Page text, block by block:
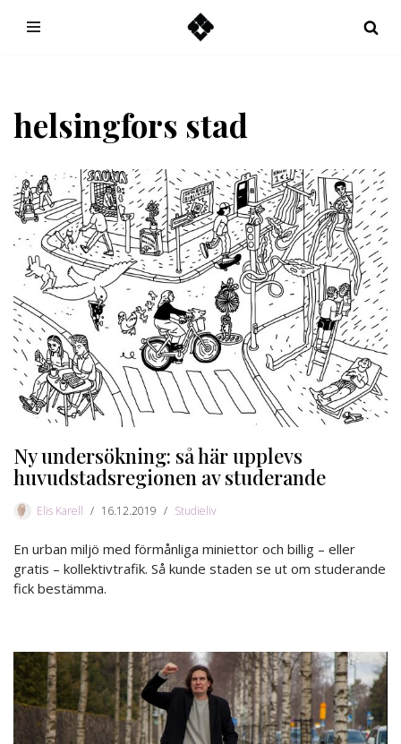
helsingfors stad
Ny undersökning: så här upplevs
huvudstadsregionen av studerande
Elis Karell 16.12.2019 Studieliv
En urban miljö med förmånliga miniettor och billig – eller
gratis – kollektivtrafik. Så kunde staden se ut om studerande
fick bestämma.